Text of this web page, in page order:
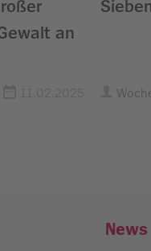
an
News